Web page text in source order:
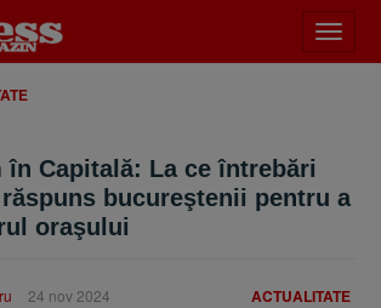
meniu
în Capitală: La ce întrebări
bucureştenii pentru a
oraşului
ACTUALITATE
24 nov 2024